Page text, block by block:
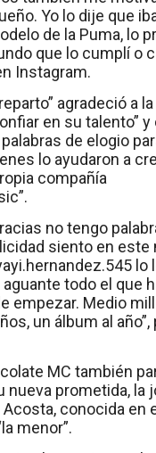
Yo lo dije que
de la Puma, lo
que lo cumplí o
Instagram.
agradeció a
en su talento” y
de elogio
lo ayudaron a
compañía
no tengo
siento en este
lo
aguante todo el que
empezar. Medio
un álbum al
MC también
nueva prometida, la
conocida en
menor”.